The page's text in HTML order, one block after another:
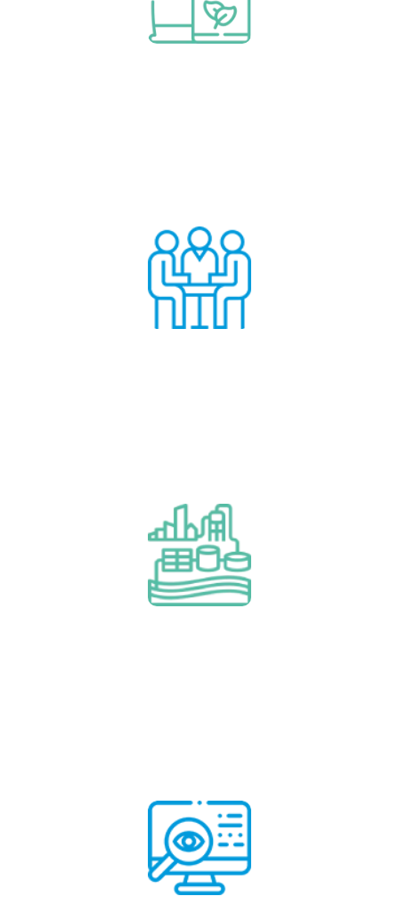
Aprende más
Auditoria y asesoramiento
Financiación de proyectos
(BOO/T, leasing y leasing)
Aprende más
Sistema de monitoreo remoto
Aprende más